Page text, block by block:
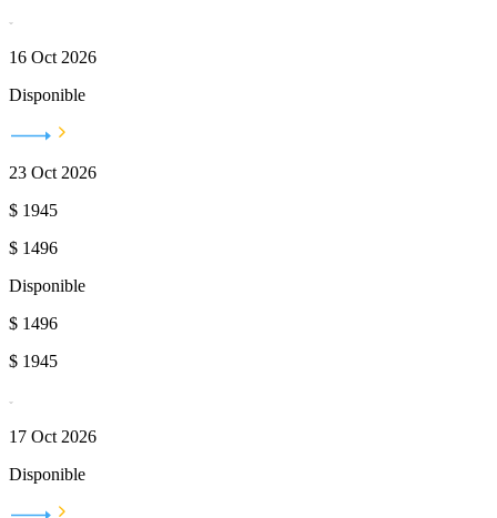
16 Oct 2026
Disponible
23 Oct 2026
$ 1945
$ 1496
Disponible
$ 1496
$ 1945
17 Oct 2026
Disponible